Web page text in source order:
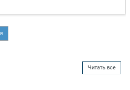
Читать все